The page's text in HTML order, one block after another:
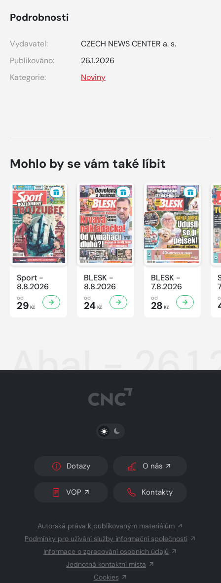
Podrobnosti
Vydavatel:
CZECH NEWS CENTER a. s.
Publikováno:
26.1.2026
Kategorie:
Noviny
Mohlo by se vám také líbit
Sport -
8.8.2026
od
29 Kč
BLESK -
8.8.2026
od
24Kč
BLESK -
7.8.2026
od
28 Kč
Aha! -
PŘEPNOUT SVĚTLÝ/TMAVÝ REŽIM
Dotazy O nás
VOP Kontakty
Autorská práva k publikovaným materiálům
Podmínky pro užívání služby informační společnosti
Informace o zpracování osobních údajů
Jednotná kontaktní místa
Cookies